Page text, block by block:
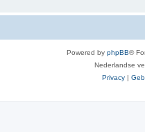
Powered by phpBB®
Nederlandse
Privacy |